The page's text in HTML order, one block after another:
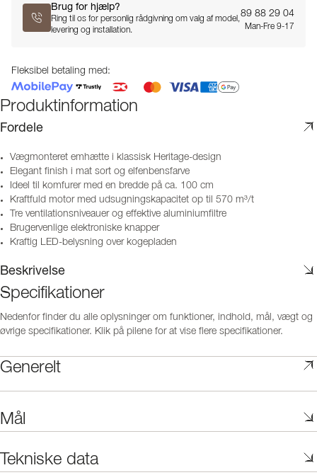
Brug for hjælp?
Ring til os for personlig rådgivning om valg af model,
levering og installation.
89 88 29 04
Man-Fre 9-17
Fleksibel betaling med:
Produktinformation
Fordele
Vægmonteret emhætte i klassisk Heritage-design
Elegant finish i mat sort og elfenbensfarve
Ideel til komfurer med en bredde på ca. 100 cm
Kraftfuld motor med udsugningskapacitet op til 570 m³/t
Tre ventilationsniveauer og effektive aluminiumfiltre
Brugervenlige elektroniske knapper
Kraftig LED-belysning over kogepladen
Beskrivelse
Specifikationer
Nedenfor finder du alle oplysninger om funktioner, indhold, mål, vægt og
øvrige specifikationer. Klik på pilene for at vise flere specifikationer.
Generelt
Mål
Tekniske data